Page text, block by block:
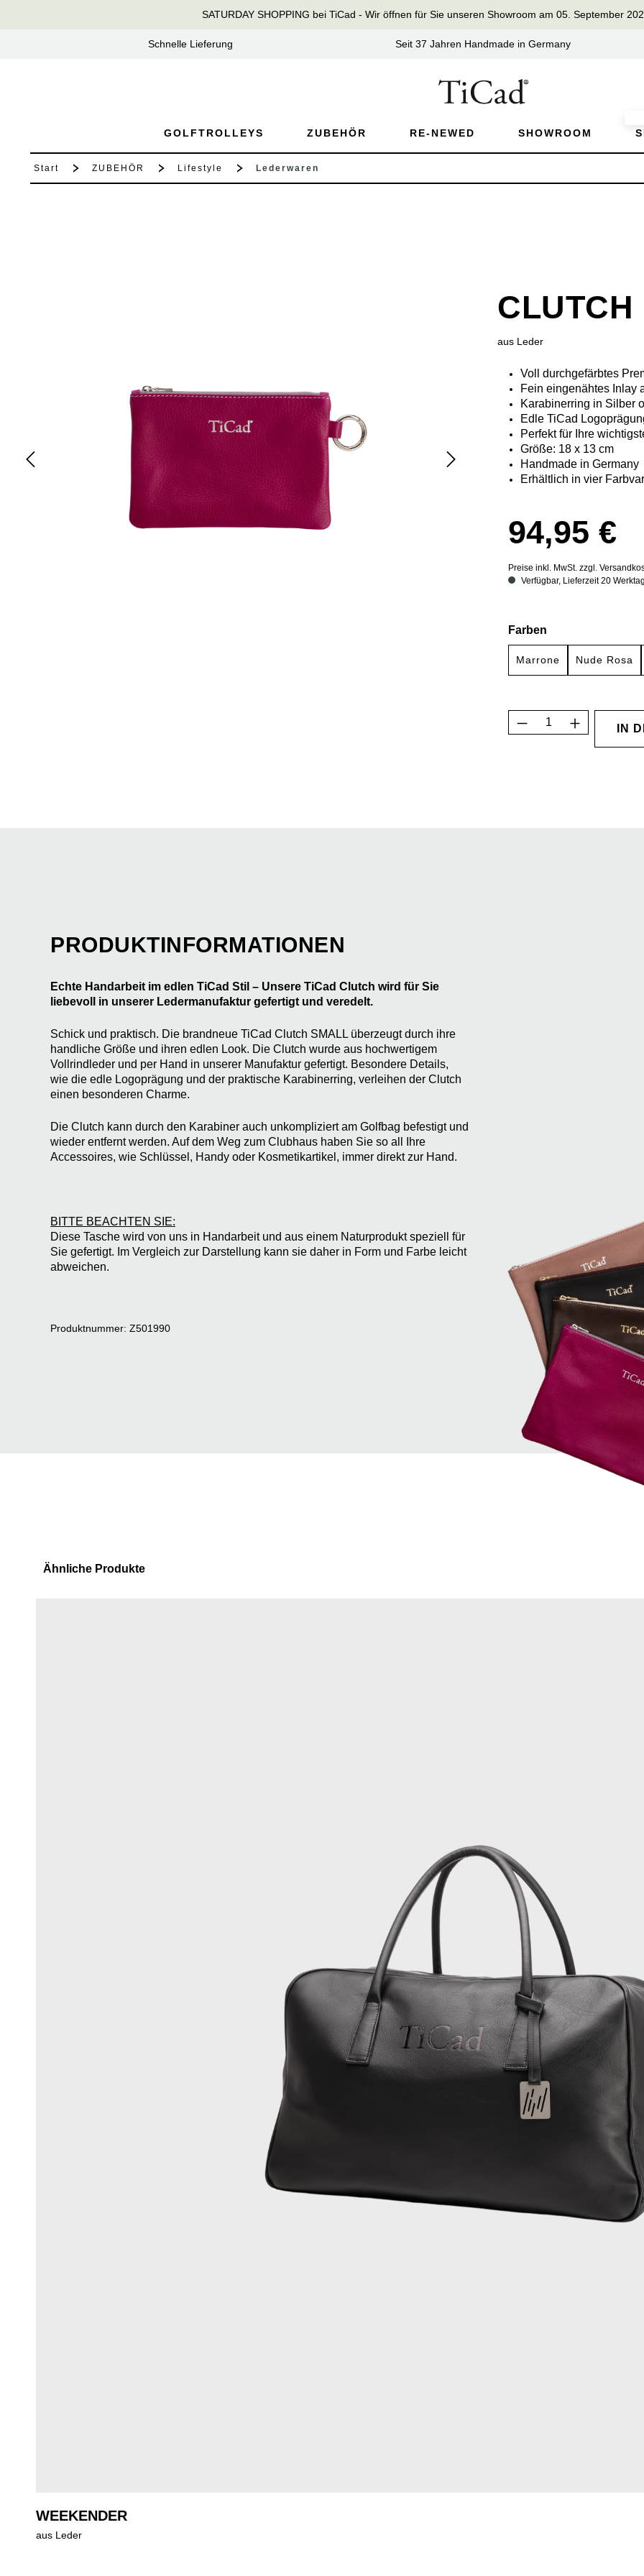
Zur Hauptnavigation springenSATURDAY SHOPPING bei TiCad - Wir öffnen für Sie unseren Showroom am 05. September
Schnelle Lieferung Seit 37 Jahren Handmade in Germany
GOLFTROLLEYS ZUBEHÖR RE-NEWED SHOWROOM
Start ZUBEHÖR Lifestyle Lederwaren
aus Leder
Voll durchgefärbtes
Fein eingenähtes Inlay
Karabinerring in Silber
Edle TiCad
Perfekt für Ihre
Größe: 18 x 13 cm
Handmade in Germany
Erhältlich in vier
94,95 €
Preise inkl. MwSt. zzgl.
Verfügbar, Lieferzeit 20
Farben
Marrone Nude Rosa
Produkt Anzahl:
IN
PRODUKTINFORMATIONEN
Echte Handarbeit im edlen TiCad Stil – Unsere TiCad Clutch wird für Sie
liebevoll in unserer Ledermanufaktur gefertigt und veredelt.
Schick und praktisch. Die brandneue TiCad Clutch SMALL überzeugt durch ihre
handliche Größe und ihren edlen Look. Die Clutch wurde aus hochwertigem
Vollrindleder und per Hand in unserer Manufaktur gefertigt. Besondere Details,
wie die edle Logoprägung und der praktische Karabinerring, verleihen der Clutch
einen besonderen Charme.
Die Clutch kann durch den Karabiner auch unkompliziert am Golfbag befestigt und
wieder entfernt werden. Auf dem Weg zum Clubhaus haben Sie so all Ihre
Accessoires, wie Schlüssel, Handy oder Kosmetikartikel, immer direkt zur Hand.
BITTE BEACHTEN SIE:
Diese Tasche wird von uns in Handarbeit und aus einem Naturprodukt speziell für
Sie gefertigt. Im Vergleich zur Darstellung kann sie daher in Form und Farbe leicht
abweichen.
Produktnummer: Z501990
Ähnliche Produkte
WEEKENDER
aus Leder